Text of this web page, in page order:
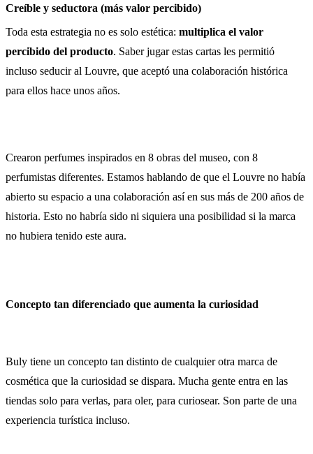
Creíble y seductora (más valor percibido)
Toda esta estrategia no es solo estética: multiplica el valor
percibido del producto. Saber jugar estas cartas les permitió
incluso seducir al Louvre, que aceptó una colaboración histórica
para ellos hace unos años.
Crearon perfumes inspirados en 8 obras del museo, con 8
perfumistas diferentes. Estamos hablando de que el Louvre no había
abierto su espacio a una colaboración así en sus más de 200 años de
historia. Esto no habría sido ni siquiera una posibilidad si la marca
no hubiera tenido este aura.
Concepto tan diferenciado que aumenta la curiosidad
Buly tiene un concepto tan distinto de cualquier otra marca de
cosmética que la curiosidad se dispara. Mucha gente entra en las
tiendas solo para verlas, para oler, para curiosear. Son parte de una
experiencia turística incluso.